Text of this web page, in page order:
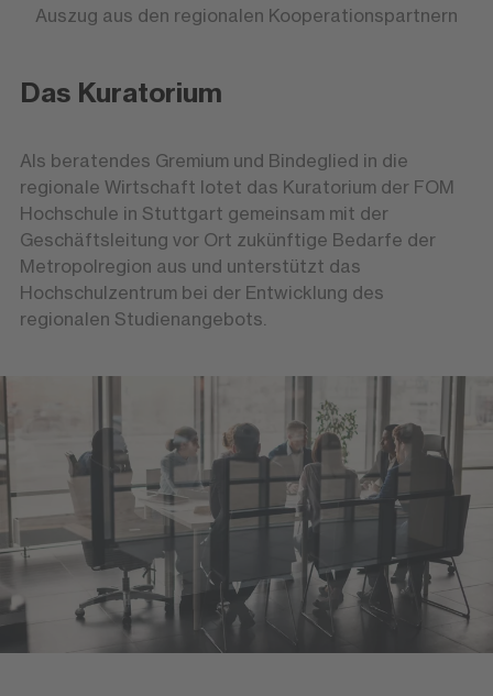
Auszug aus den regionalen Kooperationspartnern
Das Kuratorium
Als beratendes Gremium und Bindeglied in die
regionale Wirtschaft lotet das Kuratorium der FOM
Hochschule in Stuttgart gemeinsam mit der
Geschäftsleitung vor Ort zukünftige Bedarfe der
Metropolregion aus und unterstützt das
Hochschulzentrum bei der Entwicklung des
regionalen Studienangebots.